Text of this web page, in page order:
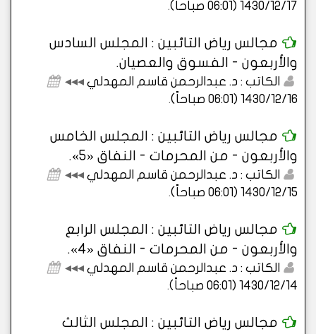
1430/12/17 (06:01 صباحاً)
.
مجالس رياض التائبين : المجلس السادس
والأربعون - الفسوق والعصيان.
الكاتب : د. عبدالرحمن قاسم المهدلي ◂◂◂
1430/12/16 (06:01 صباحاً)
.
مجالس رياض التائبين : المجلس الخامس
والأربعون - من المحرمات - النفاق «5».
الكاتب : د. عبدالرحمن قاسم المهدلي ◂◂◂
1430/12/15 (06:01 صباحاً)
.
مجالس رياض التائبين : المجلس الرابع
والأربعون - من المحرمات - النفاق «4».
الكاتب : د. عبدالرحمن قاسم المهدلي ◂◂◂
1430/12/14 (06:01 صباحاً)
.
مجالس رياض التائبين : المجلس الثالث